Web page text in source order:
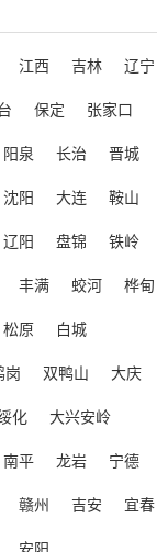
江西 吉林 辽宁
保定 张家口
阳泉 长治 晋城
沈阳 大连 鞍山
辽阳 盘锦 铁岭
丰满 蛟河 桦甸
松原 白城
岗 双鸭山 大庆
化 大兴安岭
南平 龙岩 宁德
赣州 吉安 宜春